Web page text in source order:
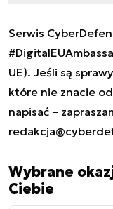
Serwis
UE). Jeśli są
które nie znacie
napisać –
Wybrane
Ciebie